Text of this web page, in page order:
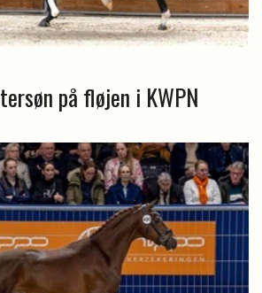
på fløjen i KWPN